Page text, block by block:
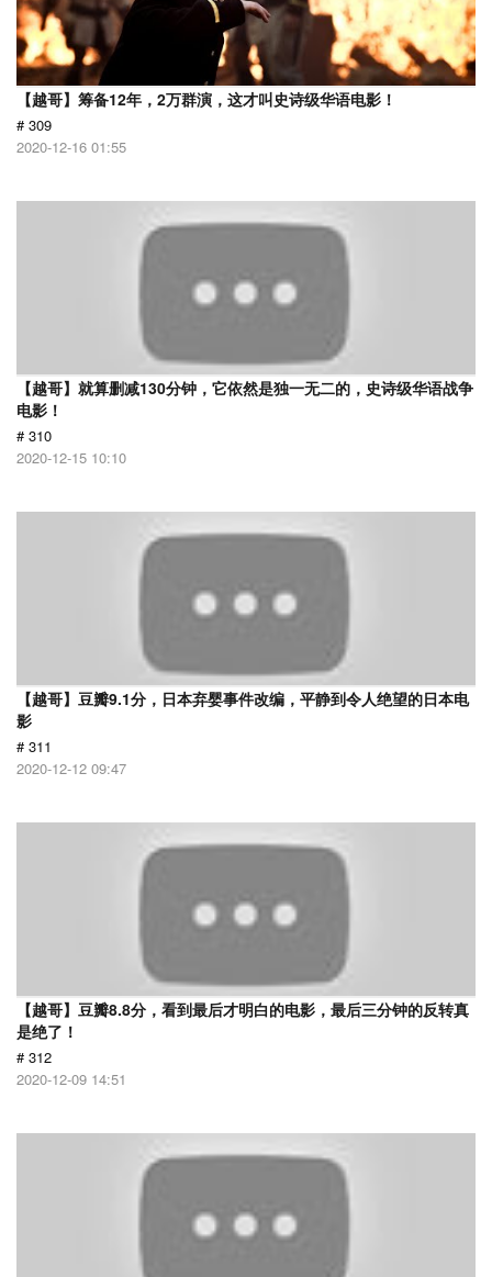
【越哥】筹备12年，2万群演，这才叫史诗级华语电影！
# 309
2020-12-16 01:55
【越哥】就算删减130分钟，它依然是独一无二的，史诗级华语战争
电影！
# 310
2020-12-15 10:10
【越哥】豆瓣9.1分，日本弃婴事件改编，平静到令人绝望的日本电
影
# 311
2020-12-12 09:47
【越哥】豆瓣8.8分，看到最后才明白的电影，最后三分钟的反转真
是绝了！
# 312
2020-12-09 14:51